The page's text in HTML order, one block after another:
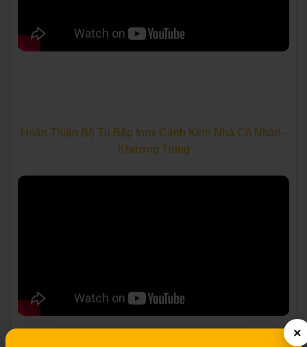
Hoàn Thiện Bộ Tủ Bếp Inox Cánh Kính Nhà Cô Nhàn -
Khương Trung
×